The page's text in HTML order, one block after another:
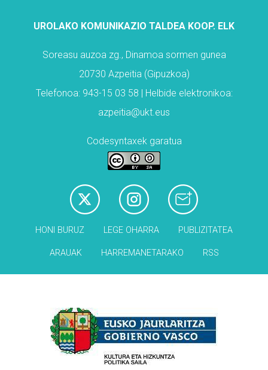
UROLAKO KOMUNIKAZIO TALDEA KOOP. ELK
Soreasu auzoa zg., Dinamoa sormen gunea
20730 Azpeitia (Gipuzkoa)
Telefonoa: 943-15 03 58 | Helbide elektronikoa:
azpeitia@ukt.eus
Codesyntaxek garatua
HONI BURUZ LEGE OHARRA PUBLIZITATEA
ARAUAK HARREMANETARAKO RSS